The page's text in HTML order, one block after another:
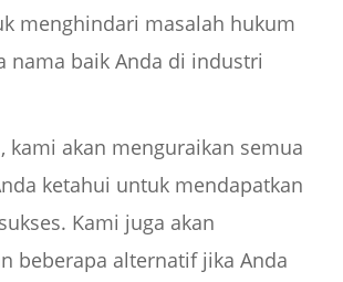
menghindari masalah hukum
nama baik Anda di industri
kami akan menguraikan semua
ketahui untuk mendapatkan
Kami juga akan
beberapa alternatif jika Anda